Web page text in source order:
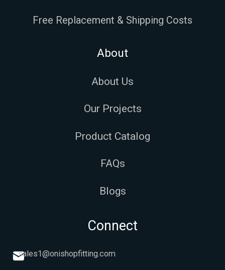
Free Replacement & Shipping Costs
About
About Us
Our Projects
Product Catalog
FAQs
Blogs
Connect
sales1@onishopfitting.com